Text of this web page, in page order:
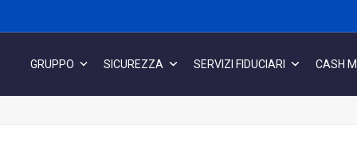
GRUPPO SICUREZZA SERVIZI FIDUCIARI CASH